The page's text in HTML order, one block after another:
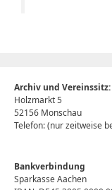
Archiv und Vereinssitz:
Holzmarkt 5
52156 Monschau
Telefon: (nur zeitweise
Bankverbindung
Sparkasse Aachen